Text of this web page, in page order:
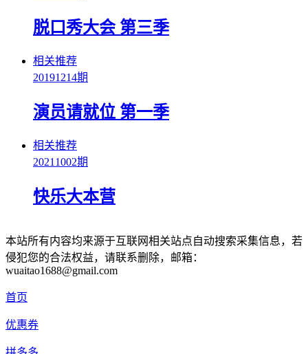
脱口秀大会 第三季
相关推荐
20191214期
演员请就位 第一季
相关推荐
20211002期
快乐大本营
本站所有内容均来源于互联网相关站点自动搜索采集信息，若
侵犯您的合法权益，请联系删除，邮箱：
wuaitao1688@gmail.com
首页
优惠券